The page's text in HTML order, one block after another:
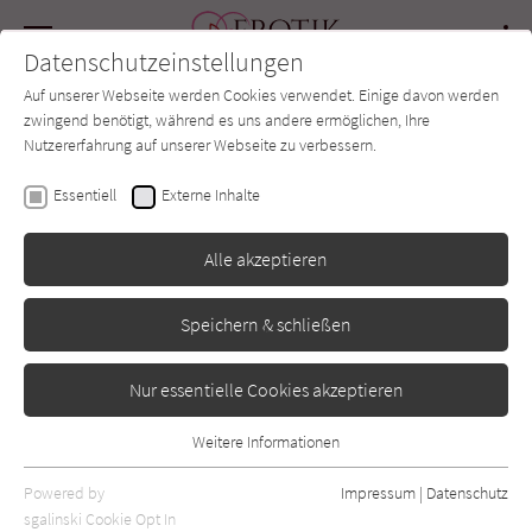
SUCHE Forum Charts Newsletter
Nicole Goersch
Rezensionen von Nicole Goersch
Datenschutzeinstellungen
Auf unserer Webseite werden Cookies verwendet. Einige davon werden
zwingend benötigt, während es uns andere ermöglichen, Ihre
Nutzererfahrung auf unserer Webseite zu verbessern.
Essentiell Externe Inhalte
Alle akzeptieren
Speichern & schließen
Nur essentielle Cookies akzeptieren
Essentielle Cookies werden für grundlegende Funktionen der
Webseite benötigt. Dadurch ist gewährleistet, dass die Webseite
Weitere Informationen
Powered by
sgalinski Cookie Opt In
Impressum | Datenschutz